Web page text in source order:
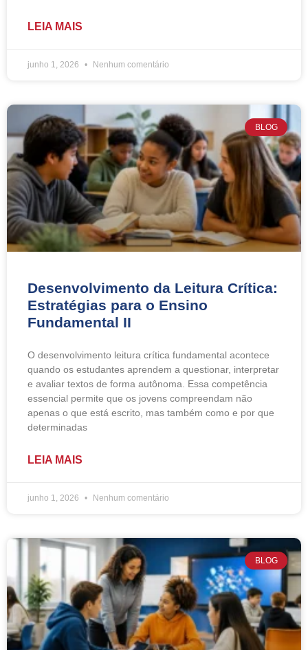
LEIA MAIS
junho 1, 2026 Nenhum comentário
BLOG
Desenvolvimento da Leitura Crítica:
Estratégias para o Ensino
Fundamental II
O desenvolvimento leitura crítica fundamental acontece
quando os estudantes aprendem a questionar, interpretar
e avaliar textos de forma autônoma. Essa competência
essencial permite que os jovens compreendam não
apenas o que está escrito, mas também como e por que
determinadas
LEIA MAIS
junho 1, 2026 Nenhum comentário
BLOG